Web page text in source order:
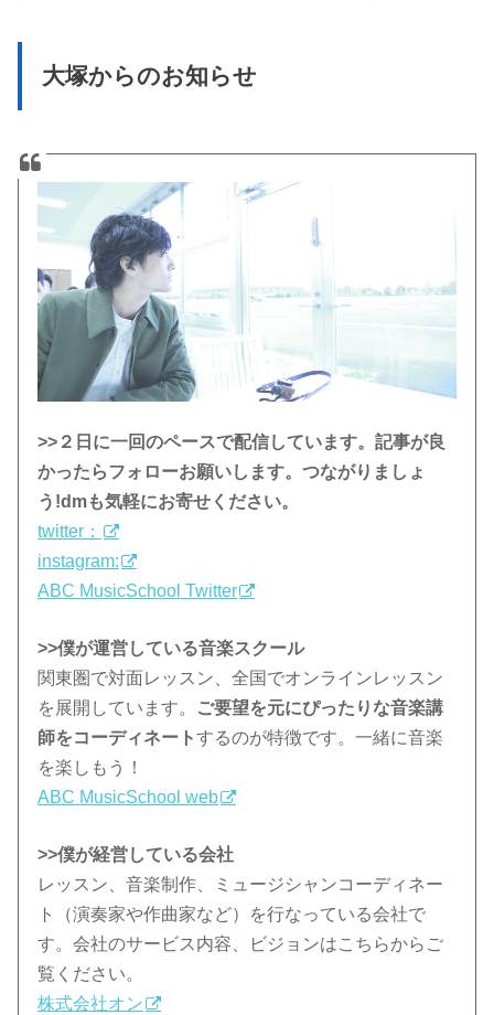
大塚からのお知らせ
>>２日に一回のペースで配信しています。記事が良
かったらフォローお願いします。つながりましょ
う!dmも気軽にお寄せください。
twitter：
instagram:
ABC MusicSchool Twitter
>>僕が運営している音楽スクール
関東圏で対面レッスン、全国でオンラインレッスン
を展開しています。
ご要望を元にぴったりな音楽講
師をコーディネートするのが特徴です。一緒に音楽
を楽しもう！
ABC MusicSchool web
>>僕が経営している会社
レッスン、音楽制作、ミュージシャンコーディネー
ト（演奏家や作曲家など）を行なっている会社で
す。会社のサービス内容、ビジョンはこちらからご
覧ください。
株式会社オン